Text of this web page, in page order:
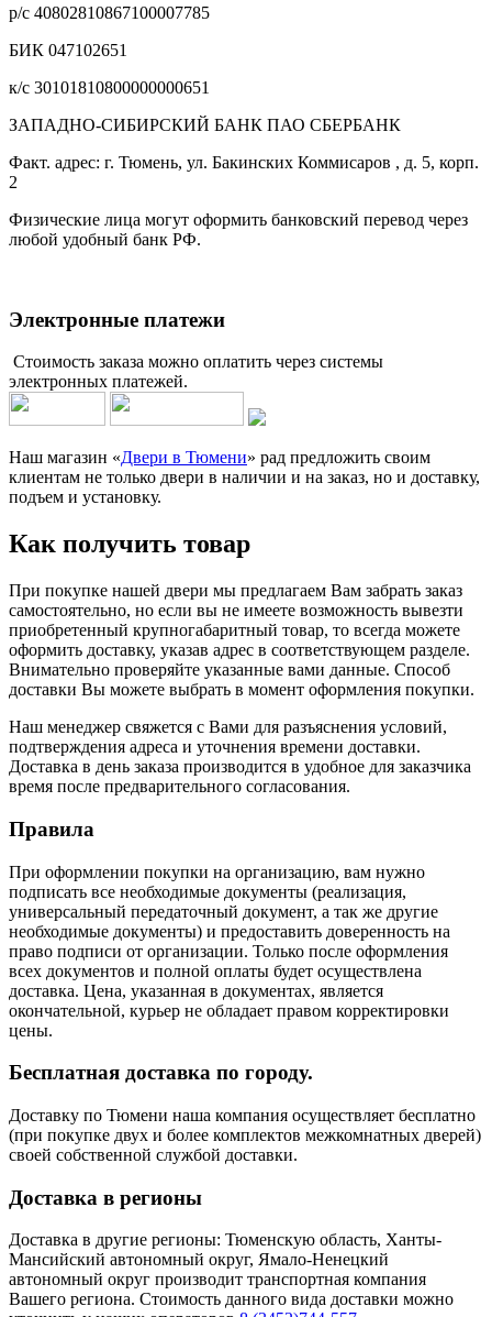
р/с 40802810867100007785
БИК 047102651
к/с 30101810800000000651
ЗАПАДНО-СИБИРСКИЙ БАНК ПАО СБЕРБАНК
Факт. адрес: г. Тюмень, ул. Бакинских Коммисаров , д. 5, корп.
2
Физические лица могут оформить банковский перевод через
любой удобный банк РФ.
Электронные платежи
Стоимость заказа можно оплатить через системы
электронных платежей.
Наш магазин «Двери в Тюмени» рад предложить своим
клиентам не только двери в наличии и на заказ, но и доставку,
подъем и установку.
Как получить товар
При покупке нашей двери мы предлагаем Вам забрать заказ
самостоятельно, но если вы не имеете возможность вывезти
приобретенный крупногабаритный товар, то всегда можете
оформить доставку, указав адрес в соответствующем разделе.
Внимательно проверяйте указанные вами данные. Способ
доставки Вы можете выбрать в момент оформления покупки.
Наш менеджер свяжется с Вами для разъяснения условий,
подтверждения адреса и уточнения времени доставки.
Доставка в день заказа производится в удобное для заказчика
время после предварительного согласования.
Правила
При оформлении покупки на организацию, вам нужно
подписать все необходимые документы (реализация,
универсальный передаточный документ, а так же другие
необходимые документы) и предоставить доверенность на
право подписи от организации. Только после оформления
всех документов и полной оплаты будет осуществлена
доставка. Цена, указанная в документах, является
окончательной, курьер не обладает правом корректировки
цены.
Бесплатная доставка по городу.
Доставку по Тюмени наша компания осуществляет бесплатно
(при покупке двух и более комплектов межкомнатных дверей)
своей собственной службой доставки.
Доставка в регионы
Доставка в другие регионы: Тюменскую область, Ханты-
Мансийский автономный округ, Ямало-Ненецкий
автономный округ производит транспортная компания
Вашего региона. Стоимость данного вида доставки можно